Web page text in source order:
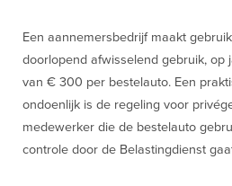
Een aannemersbedrijf maakt
doorlopend afwisselend gebruik, op
van € 300 per bestelauto. Een
ondoenlijk is de regeling voor
medewerker die de bestelauto
controle door de Belastingdienst